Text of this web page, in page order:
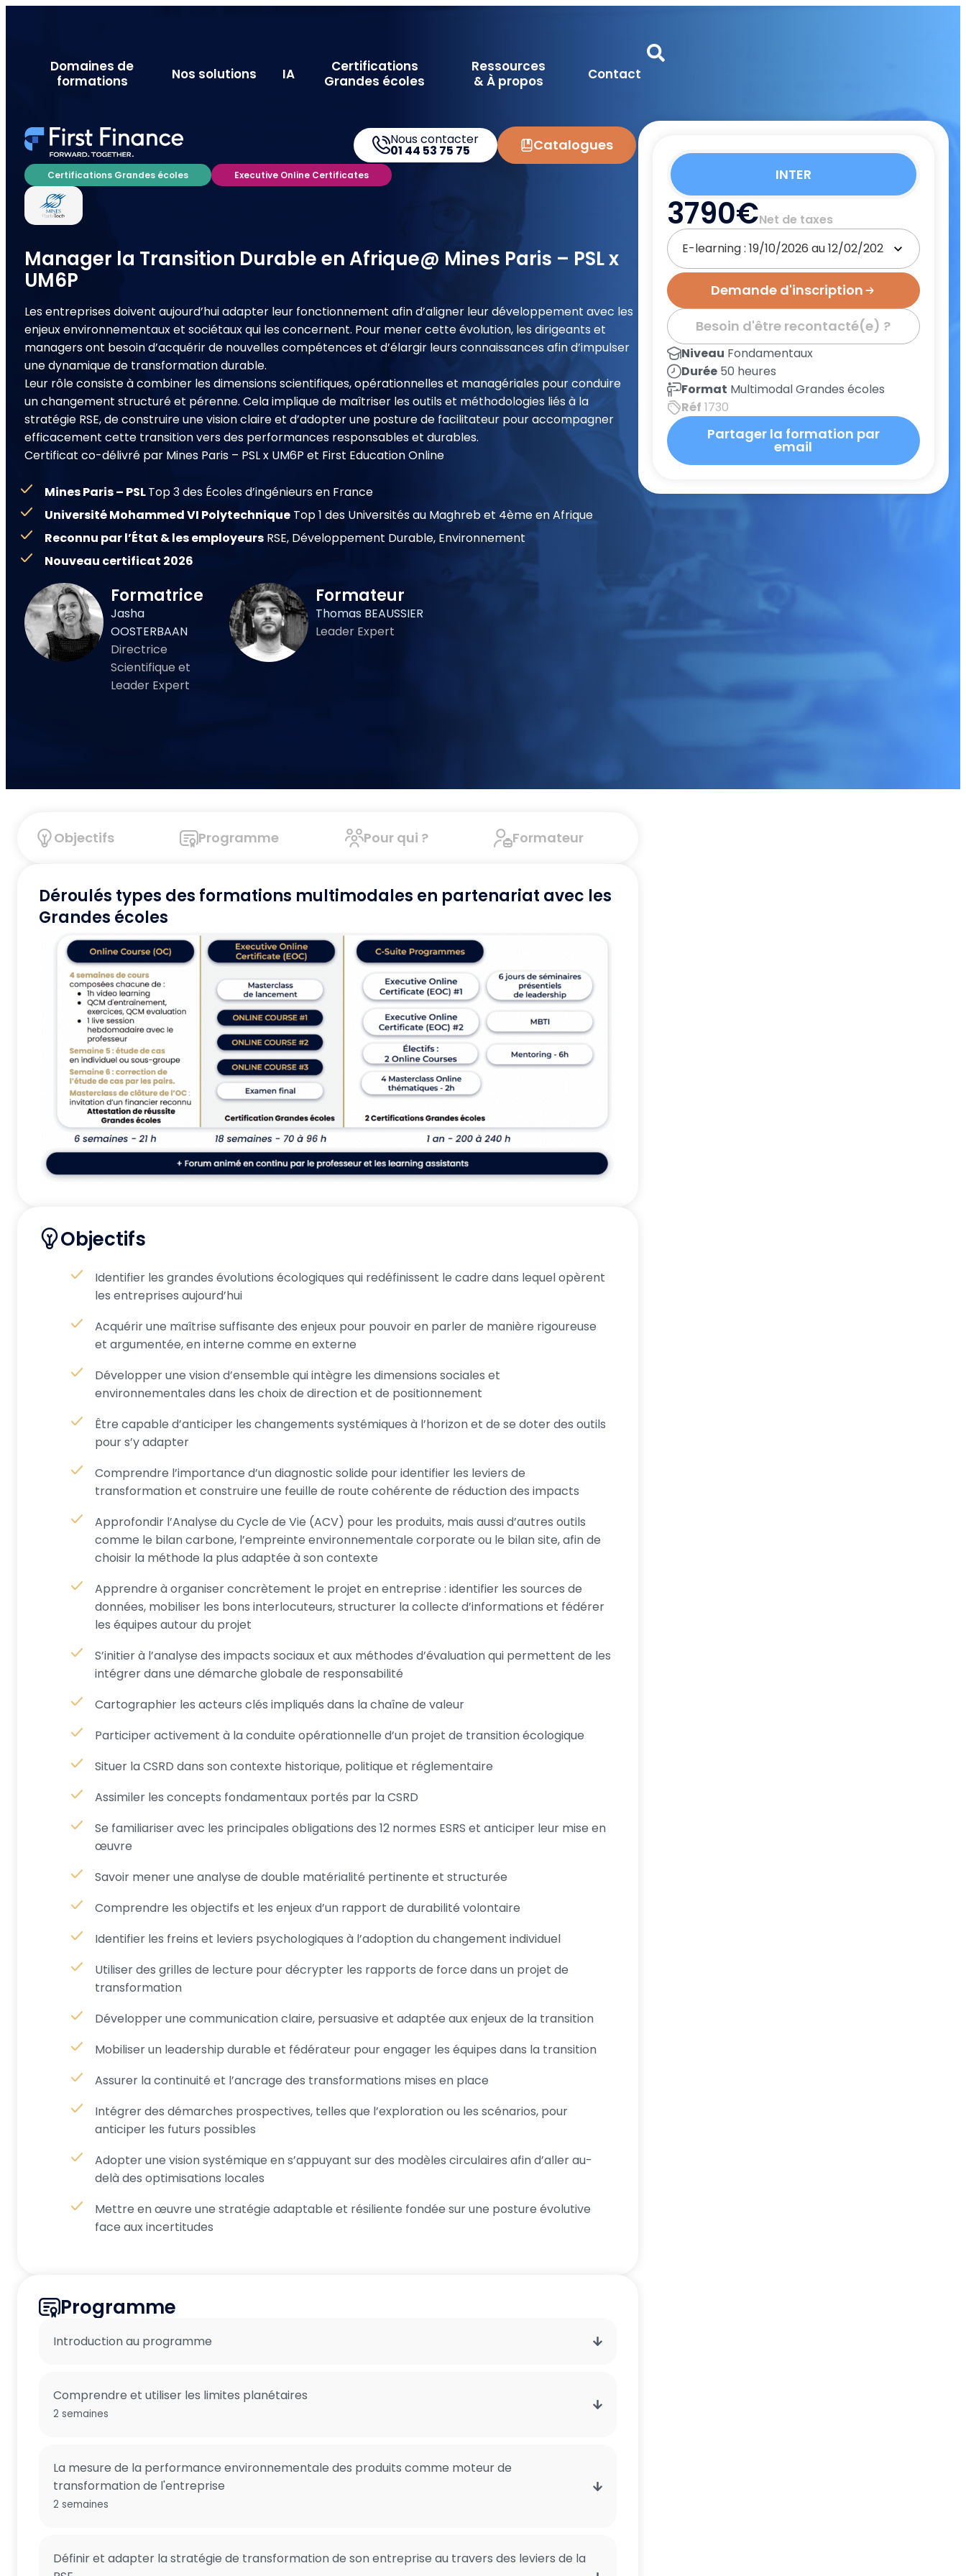
INTER
3790€Net de taxes
Demande d'inscription
Besoin d'être recontacté(e) ?
Niveau Fondamentaux
Durée50 heures
Format Multimodal Grandes écoles
Réf 1730
Partager la formation par
email
Domaines de
formations
Nos solutions IA
Certifications
Grandes écoles
Ressources
& À propos
Contact
Catalogues
Nous contacter
01 44 53 75 75
Certifications Grandes écoles Executive Online Certificates
Manager la Transition Durable en Afrique@ Mines Paris – PSL x
UM6P
Les entreprises doivent aujourd’hui adapter leur fonctionnement afin d’aligner leur développement avec les
enjeux environnementaux et sociétaux qui les concernent. Pour mener cette évolution, les dirigeants et
managers ont besoin d’acquérir de nouvelles compétences et d’élargir leurs connaissances afin d’impulser
une dynamique de transformation durable.
Leur rôle consiste à combiner les dimensions scientifiques, opérationnelles et managériales pour conduire
un changement structuré et pérenne. Cela implique de maîtriser les outils et méthodologies liés à la
stratégie RSE, de construire une vision claire et d’adopter une posture de facilitateur pour accompagner
efficacement cette transition vers des performances responsables et durables.
Certificat co-délivré par Mines Paris – PSL x UM6P et First Education Online
Mines Paris – PSLTop 3 des Écoles d’ingénieurs en France
Université Mohammed VI Polytechnique Top 1 des Universités au Maghreb et 4ème en Afrique
Reconnu par l’État & les employeurs RSE, Développement Durable, Environnement
Nouveau certificat 2026
Formatrice
Jasha
OOSTERBAAN
Directrice
Scientifique et
Leader Expert
Formateur
Thomas BEAUSSIER
Leader Expert
Objectifs Programme Pour qui ? Formateur
Déroulés types des formations multimodales en partenariat avec les
Grandes écoles
Objectifs
Identifier les grandes évolutions écologiques qui redéfinissent le cadre dans lequel opèrent
les entreprises aujourd’hui
Acquérir une maîtrise suffisante des enjeux pour pouvoir en parler de manière rigoureuse
et argumentée, en interne comme en externe
Développer une vision d’ensemble qui intègre les dimensions sociales et
environnementales dans les choix de direction et de positionnement
Être capable d’anticiper les changements systémiques à l’horizon et de se doter des outils
pour s’y adapter
Comprendre l’importance d’un diagnostic solide pour identifier les leviers de
transformation et construire une feuille de route cohérente de réduction des impacts
Approfondir l’Analyse du Cycle de Vie (ACV) pour les produits, mais aussi d’autres outils
comme le bilan carbone, l’empreinte environnementale corporate ou le bilan site, afin de
choisir la méthode la plus adaptée à son contexte
Apprendre à organiser concrètement le projet en entreprise : identifier les sources de
données, mobiliser les bons interlocuteurs, structurer la collecte d’informations et fédérer
les équipes autour du projet
S’initier à l’analyse des impacts sociaux et aux méthodes d’évaluation qui permettent de les
intégrer dans une démarche globale de responsabilité
Cartographier les acteurs clés impliqués dans la chaîne de valeur
Participer activement à la conduite opérationnelle d’un projet de transition écologique
Situer la CSRD dans son contexte historique, politique et réglementaire
Assimiler les concepts fondamentaux portés par la CSRD
Se familiariser avec les principales obligations des 12 normes ESRS et anticiper leur mise en
œuvre
Savoir mener une analyse de double matérialité pertinente et structurée
Comprendre les objectifs et les enjeux d’un rapport de durabilité volontaire
Identifier les freins et leviers psychologiques à l’adoption du changement individuel
Utiliser des grilles de lecture pour décrypter les rapports de force dans un projet de
transformation
Développer une communication claire, persuasive et adaptée aux enjeux de la transition
Mobiliser un leadership durable et fédérateur pour engager les équipes dans la transition
Assurer la continuité et l’ancrage des transformations mises en place
Intégrer des démarches prospectives, telles que l’exploration ou les scénarios, pour
anticiper les futurs possibles
Adopter une vision systémique en s’appuyant sur des modèles circulaires afin d’aller au-
delà des optimisations locales
Mettre en œuvre une stratégie adaptable et résiliente fondée sur une posture évolutive
face aux incertitudes
Programme
Introduction au programme
Comprendre et utiliser les limites planétaires
2 semaines
La mesure de la performance environnementale des produits comme moteur de
transformation de l'entreprise
2 semaines
Définir et adapter la stratégie de transformation de son entreprise au travers des leviers de la